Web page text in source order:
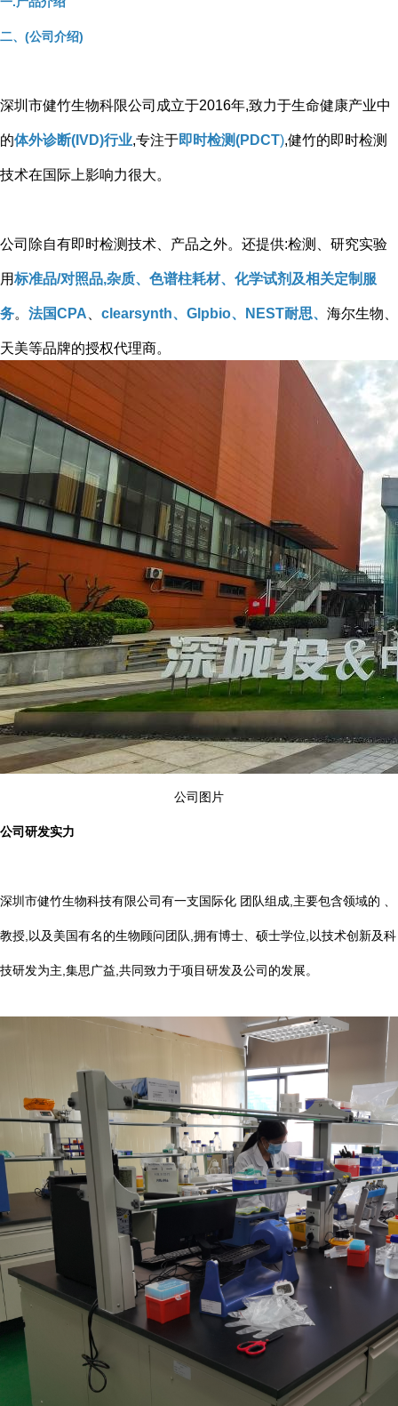
二、(公司介绍)
深圳市健竹生物科限公司成立于2016年,致力于生命健康产业中
的体外诊断(IVD)行业,专注于即时检测(PDCT),健竹的即时检测
技术在国际上影响力很大。
公司除自有即时检测技术、产品之外。还提供:检测、研究实验
用标准品/对照品,杂质、色谱柱耗材、化学试剂及相关定制服
务。 法国CPA clearsynth、Glpbio、NEST耐思、 海尔生物、
天美等品牌的授权代理商。
公司图片
公司研发实力
深圳市健竹生物科技有限公司有一支国际化 团队组成,主要包含领域的 、
教授,以及美国有名的生物顾问团队,拥有博士、硕士学位,以技术创新及科
技研发为主,集思广益,共同致力于项目研发及公司的发展。